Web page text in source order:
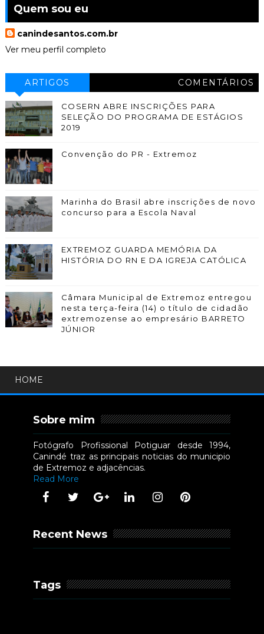
Quem sou eu
canindesantos.com.br
Ver meu perfil completo
ARTIGOS COMENTÁRIOS
COSERN ABRE INSCRIÇÕES PARA
SELEÇÃO DO PROGRAMA DE ESTÁGIOS
2019
Convenção do PR - Extremoz
Marinha do Brasil abre inscrições de novo
concurso para a Escola Naval
EXTREMOZ GUARDA MEMÓRIA DA
HISTÓRIA DO RN E DA IGREJA CATÓLICA
Câmara Municipal de Extremoz entregou
nesta terça-feira (14) o título de cidadão
extremozense ao empresário BARRETO
JÚNIOR
HOME
Sobre mim
Fotógrafo Profissional Potiguar desde 1994,
Canindé traz as principais noticias do municipio
de Extremoz e adjacências.
Read More
Recent News
Tags